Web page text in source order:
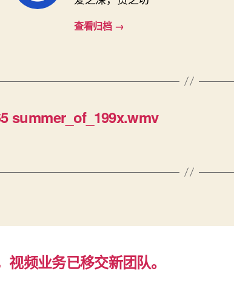
查看归档 →
summer_of_199x.wmv
频业务已移交新团队。